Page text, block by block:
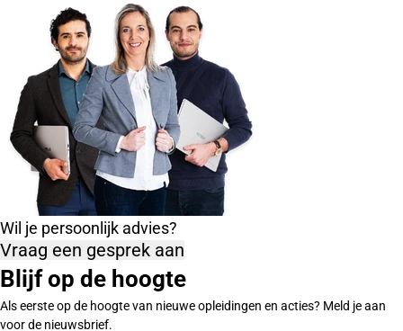
Wil je persoonlijk advies?
Vraag een gesprek aan
Blijf op de hoogte
Als eerste op de hoogte van nieuwe opleidingen en acties? Meld je aan
voor de nieuwsbrief.